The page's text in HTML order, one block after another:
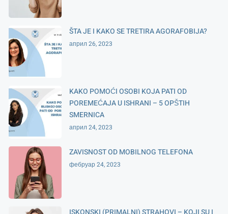
ŠTA JE I KAKO SE TRETIRA AGORAFOBIJA?
април 26, 2023
KAKO POMOĆI OSOBI KOJA PATI OD
POREMEĆAJA U ISHRANI – 5 OPŠTIH
SMERNICA
април 24, 2023
ZAVISNOST OD MOBILNOG TELEFONA
фебруар 24, 2023